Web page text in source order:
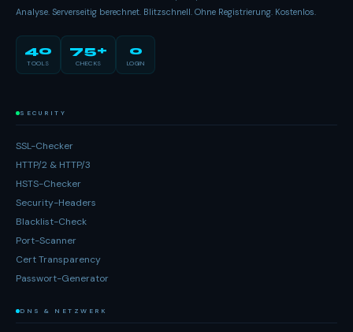
Analyse. Serverseitig berechnet. Blitzschnell. Ohne Registrierung. Kostenlos.
40
TOOLS
75+
CHECKS
0
LOGIN
SECURITY
SSL-Checker
HTTP/2 & HTTP/3
HSTS-Checker
Security-Headers
Blacklist-Check
Port-Scanner
Cert Transparency
Passwort-Generator
DNS & NETZWERK